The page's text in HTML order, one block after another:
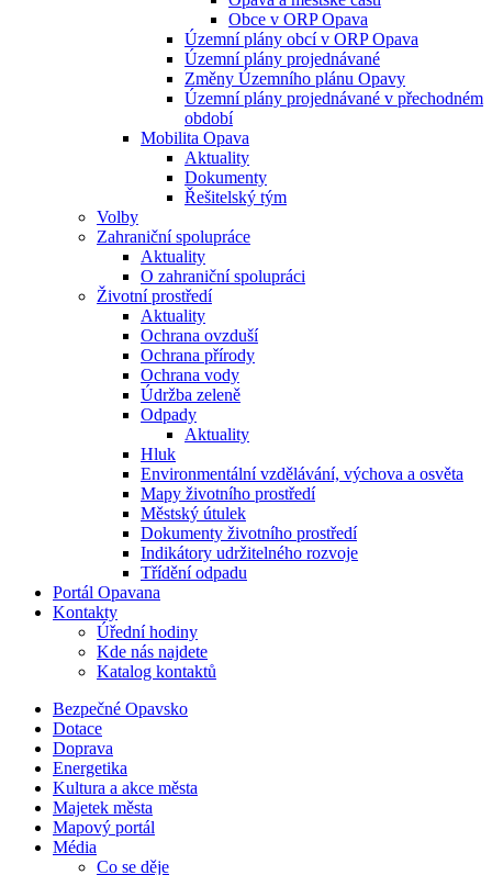
Obce v ORP Opava
Územní plány obcí v ORP Opava
Územní plány projednávané
Změny Územního plánu Opavy
Územní plány projednávané v přechodném
období
Mobilita Opava
Aktuality
Dokumenty
Řešitelský tým
Volby
Zahraniční spolupráce
Aktuality
O zahraniční spolupráci
Životní prostředí
Aktuality
Ochrana ovzduší
Ochrana přírody
Ochrana vody
Údržba zeleně
Odpady
Aktuality
Hluk
Environmentální vzdělávání, výchova a osvěta
Mapy životního prostředí
Městský útulek
Dokumenty životního prostředí
Indikátory udržitelného rozvoje
Třídění odpadu
Portál Opavana
Kontakty
Úřední hodiny
Kde nás najdete
Katalog kontaktů
Bezpečné Opavsko
Dotace
Doprava
Energetika
Kultura a akce města
Majetek města
Mapový portál
Média
Co se děje